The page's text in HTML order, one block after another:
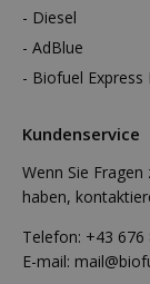
Diesel
AdBlue
Biofuel Express
Kundenservice
Wenn Sie
haben,
Telefon: +43 676
E-mail: